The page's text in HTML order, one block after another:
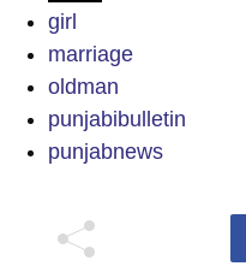
girl
marriage
oldman
punjabibulletin
punjabnews